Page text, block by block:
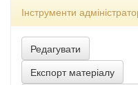
Інструменти